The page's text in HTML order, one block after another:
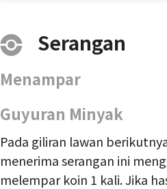
Serangan
Menampar
Guyuran Minyak
Pada giliran lawan
menerima serangan ini
melempar koin 1 kali. Jika